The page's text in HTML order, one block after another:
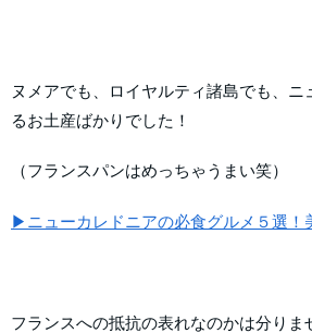
ヌメアでも、ロイヤルティ諸島でも、ニ
るお土産ばかりでした！
（フランスパンはめっちゃうまい笑）
▶ニューカレドニアの必食グルメ５選！
フランスへの抵抗の表れなのかは分りま